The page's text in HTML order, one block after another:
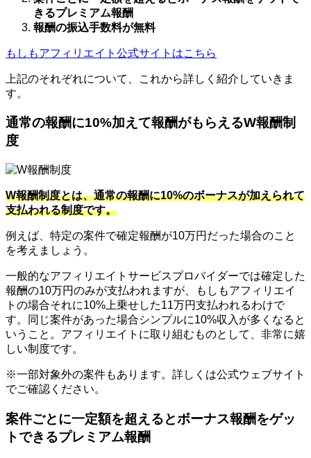
きるプレミアム報酬
報酬の振込手数料が無料
もしもアフィリエイト公式サイトはこちら
上記のそれぞれについて、これから詳しく紹介していきま
す。
通常の報酬に10%加えて報酬がもらえるW報酬制
度
W報酬制度とは、通常の報酬に10%のボーナスが加えられて
支払われる制度です。
例えば、特定の案件で確定報酬が10万円だった場合のこと
を考えましょう。
一般的なアフィリエイトサービスプロバイダーでは確定した
報酬の10万円のみが支払われますが、もしもアフィリエイ
トの場合それに10%上乗せした11万円支払われるわけで
す。同じ案件があった場合シンプルに10%収入が多くなると
いうこと。アフィリエイトに取り組むものとして、非常に嬉
しい制度です。
※一部対象外の案件もあります。詳しくは公式ウェブサイト
でご確認ください。
案件ごとに一定額を超えるとボーナス報酬をゲッ
トできるプレミアム報酬